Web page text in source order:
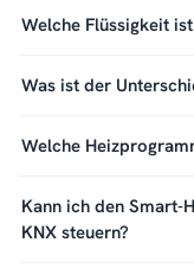
Welche Flüssigkeit
Was ist der
Welche
Kann ich den Smart-
KNX steuern?